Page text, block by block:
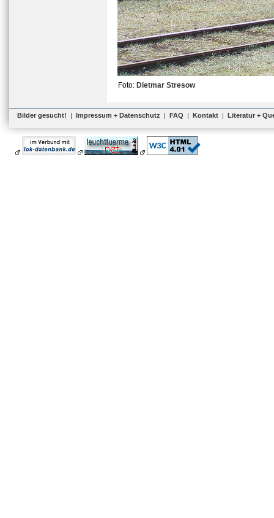
Foto: Dietmar Stresow
Bilder gesucht! | Impressum + Datenschutz | FAQ | Kontakt | Literatur +